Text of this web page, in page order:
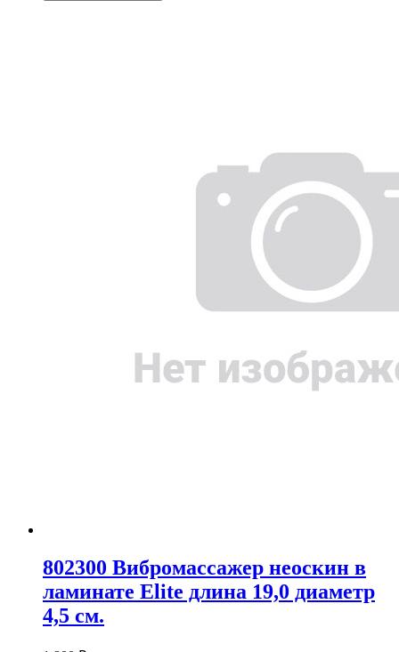
802300 Вибромассажер неоскин в
ламинате Elite длина 19,0 диаметр
4,5 см.